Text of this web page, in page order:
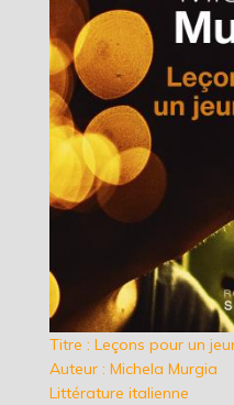
Titre : Leçons pour un
Auteur : Michela Murgia
Littérature italienne